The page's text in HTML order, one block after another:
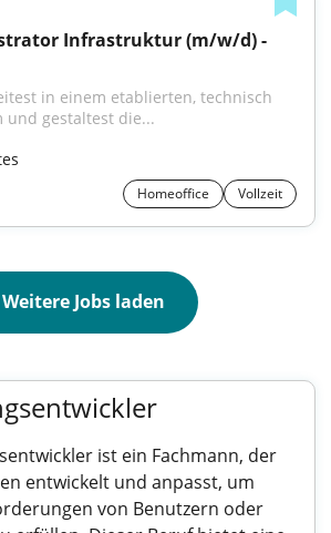
Infrastruktur (m/w/d) -
in einem etablierten, technisch
und gestaltest die...
Homeoffice Vollzeit
Weitere Jobs laden
ist ein Fachmann, der
entwickelt und anpasst, um
von Benutzern oder